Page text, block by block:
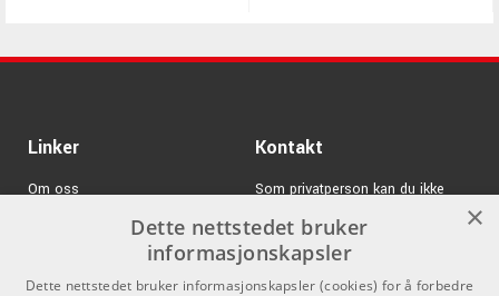
Linker
Om oss
Kontakt
Som privatperson kan du ikke
kjøpe på denne nettsiden, alt salg
skjer gjennom våre forhandlere.
info@emnordic.no
×
Dette nettstedet bruker
informasjonskapsler
Dette nettstedet bruker informasjonskapsler (cookies) for å forbedre